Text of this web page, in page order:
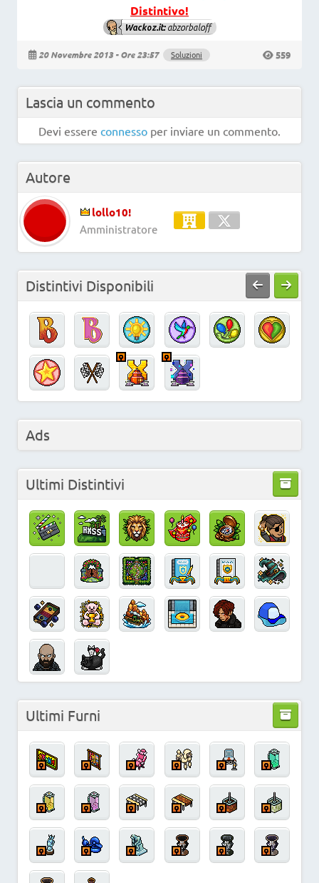
Distintivo!
20 Novembre 2013 - Ore 23:57 Soluzioni 559
Lascia un commento
Devi essere connesso per inviare un commento.
Autore
lollo10!
Amministratore
Distintivi Disponibili
Ads
Ultimi Distintivi
Ultimi Furni